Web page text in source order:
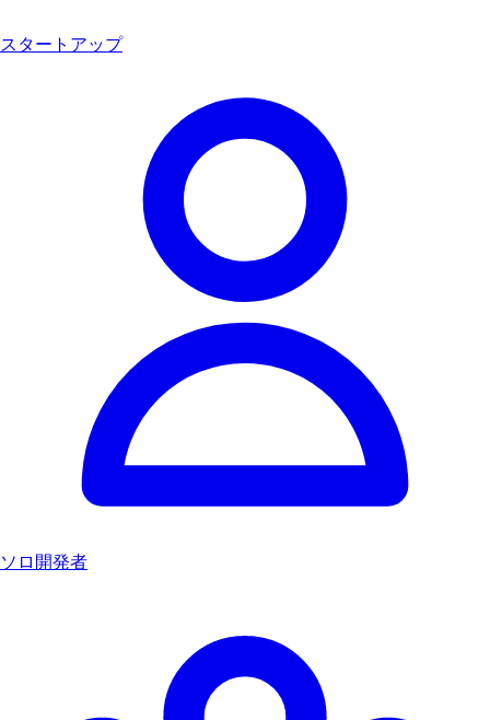
スタートアップ
ソロ開発者